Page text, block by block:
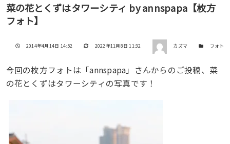
菜の花とくずはタワーシティ by annspapa【枚方
フォト】
投稿日
2014年4月14日 14:52 更新日
2022年11月8日 11:32 著者 カズマ カテゴリー
フォト
今回の枚方フォトは「annspapa」さんからのご投稿、菜
の花とくずはタワーシティの写真です！